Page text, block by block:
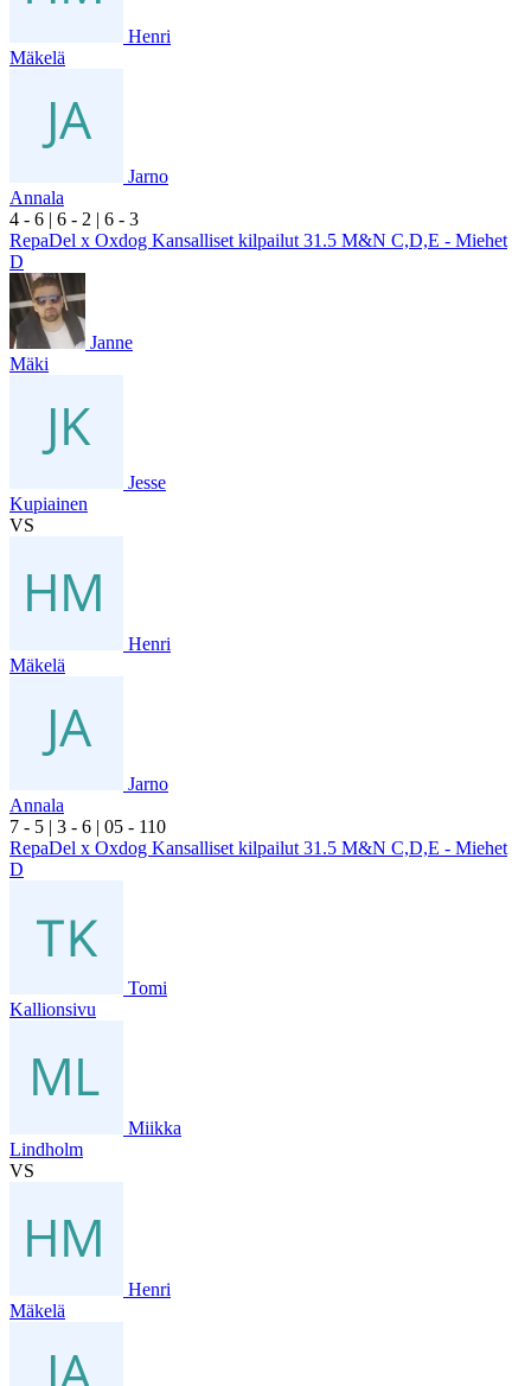
Henri
Mäkelä
Jarno
Annala
4 - 6 | 6 - 2 | 6 - 3
RepaDel x Oxdog Kansalliset kilpailut 31.5 M&N C,D,E - Miehet
D
Janne
Mäki
Jesse
Kupiainen
VS
Henri
Mäkelä
Jarno
Annala
7 - 5 | 3 - 6 | 05 - 110
RepaDel x Oxdog Kansalliset kilpailut 31.5 M&N C,D,E - Miehet
D
Tomi
Kallionsivu
Miikka
Lindholm
VS
Henri
Mäkelä